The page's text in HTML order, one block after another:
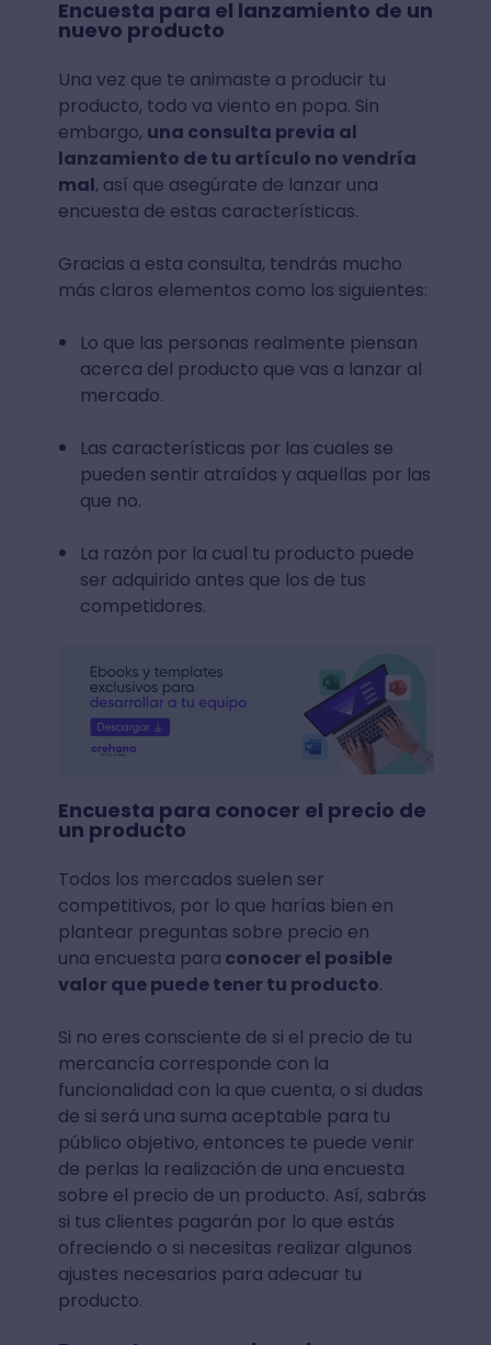
Encuesta para el lanzamiento de un
nuevo producto
Una vez que te animaste a producir tu
producto, todo va viento en popa. Sin
embargo, una consulta previa al
lanzamiento de tu artículo no vendría
mal, así que asegúrate de lanzar una
encuesta de estas características.
Gracias a esta consulta, tendrás mucho
más claros elementos como los siguientes:
Lo que las personas realmente piensan
acerca del producto que vas a lanzar al
mercado.
Las características por las cuales se
pueden sentir atraídos y aquellas por las
que no.
La razón por la cual tu producto puede
ser adquirido antes que los de tus
competidores.
Encuesta para conocer el precio de
un producto
Todos los mercados suelen ser
competitivos, por lo que harías bien en
plantear preguntas sobre precio en
una encuesta para conocer el posible
valor que puede tener tu producto.
Si no eres consciente de si el precio de tu
mercancía corresponde con la
funcionalidad con la que cuenta, o si dudas
de si será una suma aceptable para tu
público objetivo, entonces te puede venir
de perlas la realización de una encuesta
sobre el precio de un producto. Así, sabrás
si tus clientes pagarán por lo que estás
ofreciendo o si necesitas realizar algunos
ajustes necesarios para adecuar tu
producto.